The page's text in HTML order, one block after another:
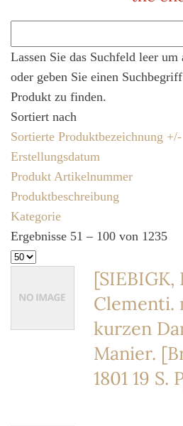
Lassen Sie das Suchfeld leer
oder geben Sie einen
Produkt zu finden.
Sortiert nach
Sortierte Produktbezeichnung +/-
Erstellungsdatum
Produkt Artikelnummer
Produktbeschreibung
Kategorie
Ergebnisse 51 – 100 von 1235
Clementi.
kurzen
Manier.
1801 19